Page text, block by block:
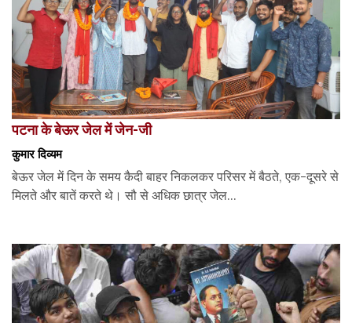
पटना के बेऊर जेल में जेन-जी
कुमार दिव्यम
बेऊर जेल में दिन के समय कैदी बाहर निकलकर परिसर में बैठते, एक-दूसरे से
मिलते और बातें करते थे। सौ से अधिक छात्र जेल...